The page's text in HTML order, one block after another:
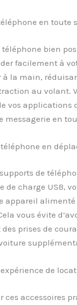
en toute
téléphone bien
facilement à
à la main,
au volant.
vos applications
messagerie en
en
de
de charge USB,
appareil
vous évite
prises de
de
ces accessoires